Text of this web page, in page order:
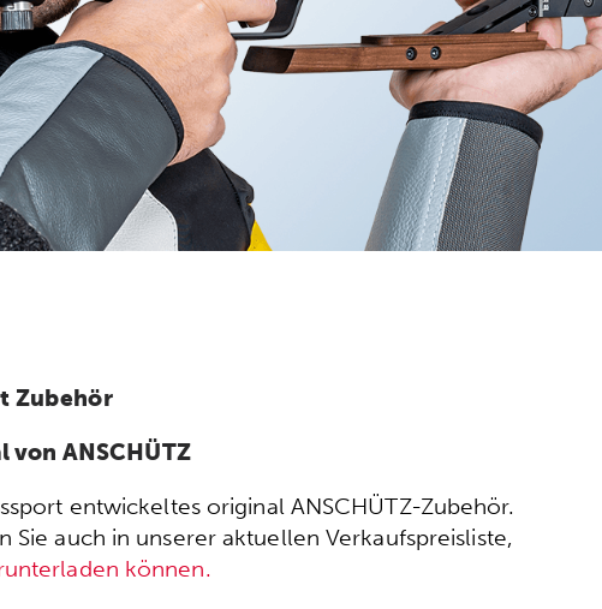
Zubehör
von ANSCHÜTZ
entwickeltes original ANSCHÜTZ-Zubehör.
auch in unserer aktuellen Verkaufspreisliste,
können.